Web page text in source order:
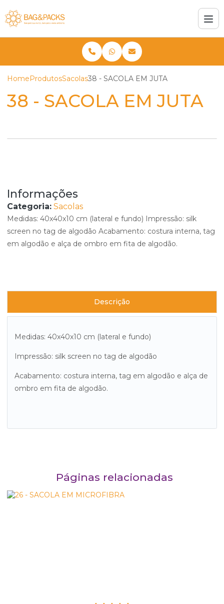
Home ProdutosSacolas38 - SACOLA EM JUTA
38 - SACOLA EM JUTA
Informações
Categoria: Sacolas
Medidas: 40x40x10 cm (lateral e fundo) Impressão: silk
screen no tag de algodão Acabamento: costura interna, tag
em algodão e alça de ombro em fita de algodão.
Descrição
Medidas: 40x40x10 cm (lateral e fundo)
Impressão: silk screen no tag de algodão
Acabamento: costura interna, tag em algodão e alça de
ombro em fita de algodão.
Páginas relacionadas